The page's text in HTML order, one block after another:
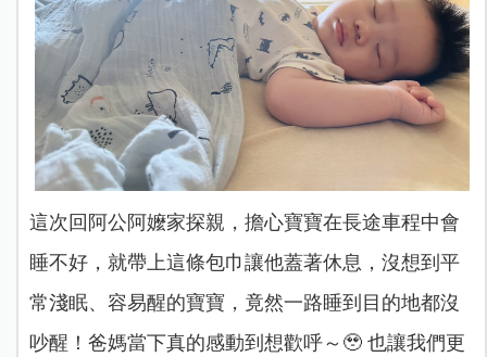
這次回阿公阿嬤家探親，擔心寶寶在長途車程中會
睡不好，就帶上這條包巾讓他蓋著休息，沒想到平
常淺眠、容易醒的寶寶，竟然一路睡到目的地都沒
吵醒！爸媽當下真的感動到想歡呼～🥹 也讓我們更